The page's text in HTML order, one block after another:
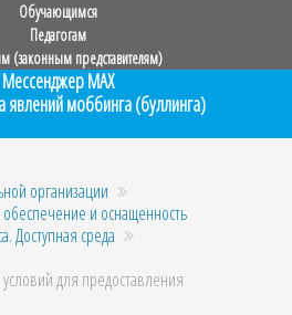
Обучающимся
Педагогам
(законным представителям)
Мессенджер MAX
явлений моббинга (буллинга)
организации
и оснащенность
Доступная среда
для предоставления